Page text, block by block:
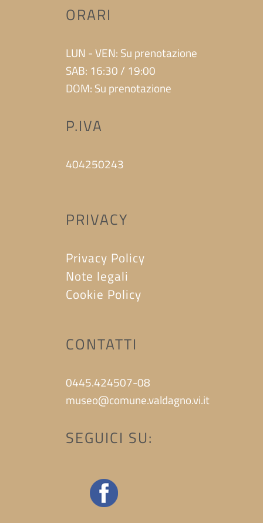
ORARI
LUN - VEN: Su prenotazione
SAB: 16:30 / 19:00
DOM: Su prenotazione
P.IVA
404250243
PRIVACY
Privacy Policy
Note legali
Cookie Policy
CONTATTI
0445.424507-08
museo@comune.valdagno.vi.it
SEGUICI SU: